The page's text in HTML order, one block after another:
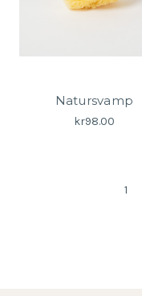
Natursvamp
kr98.00
1